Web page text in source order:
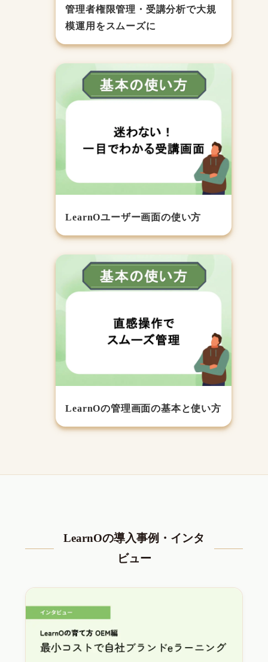
管理者権限管理・受講分析で大規
模運用をスムーズに
LearnOユーザー画面の使い方
LearnOの管理画面の基本と使い方
LearnOの導入事例・インタ
ビュー